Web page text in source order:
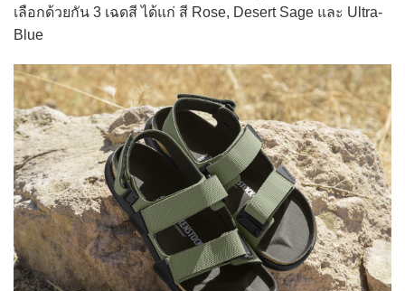
เลือกด้วยกัน 3 เฉดสี ได้แก่ สี Rose, Desert Sage และ Ultra-
Blue